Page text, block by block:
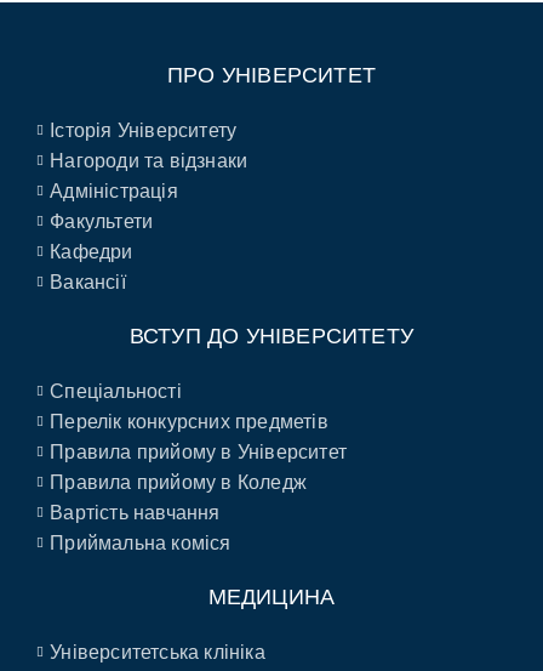
ПРО УНІВЕРСИТЕТ
Історія Університету
Нагороди та відзнаки
Адміністрація
Факультети
Кафедри
Вакансії
ВСТУП ДО УНІВЕРСИТЕТУ
Спеціальності
Перелік конкурсних предметів
Правила прийому в Університет
Правила прийому в Коледж
Вартість навчання
Приймальна коміся
МЕДИЦИНА
Університетська клініка